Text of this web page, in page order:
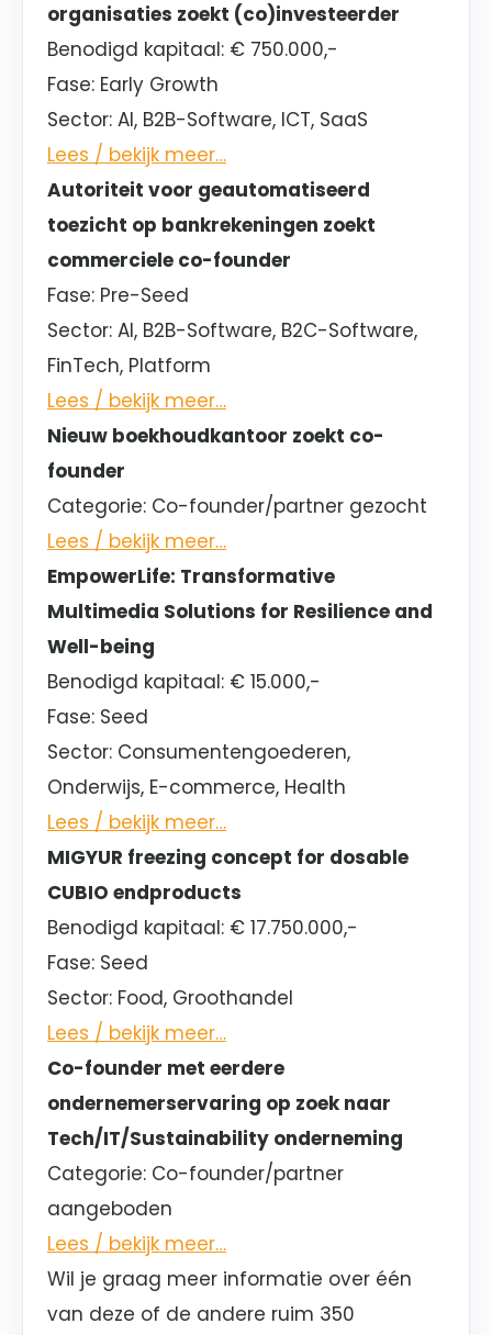
organisaties zoekt (co)investeerder
Benodigd kapitaal: € 750.000,-
Fase: Early Growth
Sector: AI, B2B-Software, ICT, SaaS
Lees / bekijk meer…
Autoriteit voor geautomatiseerd
toezicht op bankrekeningen zoekt
commerciele co-founder
Fase: Pre-Seed
Sector: AI, B2B-Software, B2C-Software,
FinTech, Platform
Lees / bekijk meer…
Nieuw boekhoudkantoor zoekt co-
founder
Categorie: Co-founder/partner gezocht
Lees / bekijk meer…
EmpowerLife: Transformative
Multimedia Solutions for Resilience and
Well-being
Benodigd kapitaal: € 15.000,-
Fase: Seed
Sector: Consumentengoederen,
Onderwijs, E-commerce, Health
Lees / bekijk meer…
MIGYUR freezing concept for dosable
CUBIO endproducts
Benodigd kapitaal: € 17.750.000,-
Fase: Seed
Sector: Food, Groothandel
Lees / bekijk meer…
Co-founder met eerdere
ondernemerservaring op zoek naar
Tech/IT/Sustainability onderneming
Categorie: Co-founder/partner
aangeboden
Lees / bekijk meer…
Wil je graag meer informatie over één
van deze of de andere ruim 350